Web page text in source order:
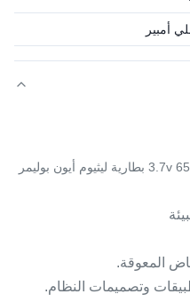
بيع ساخن كثافة الطاقة العالية 3.7v 6500mah بطارية ليثيوم أيون بوليمر